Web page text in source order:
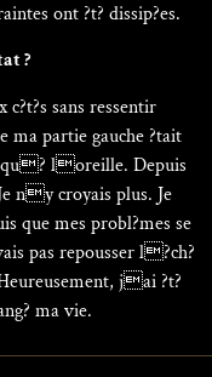
ont ?t? dissip?es.
?
sans ressentir
ma partie gauche ?tait
loreille. Depuis
ny croyais plus. Je
que mes probl?mes se
pas repousser l?ch?
jai ?t?
ma vie.